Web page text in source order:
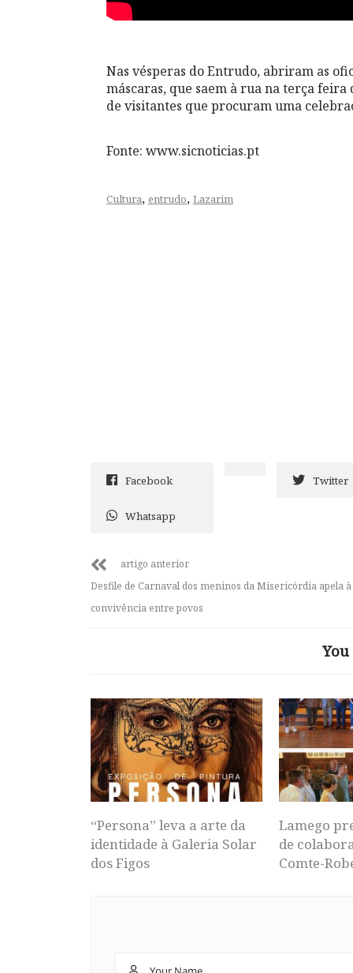
Nas vésperas do Entrudo, abriram as
máscaras, que saem à rua na terça
de visitantes que procuram uma
Fonte: www.sicnoticias.pt
Cultura, entrudo, Lazarim
Facebook Twitter
Whatsapp
artigo anterior
Desfile de Carnaval dos meninos da Misericórdia apela à
convivência entre povos
“Persona” leva a arte da
identidade à Galeria Solar
dos Figos
Lamego
de
Comte-